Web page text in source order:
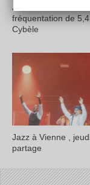
Jazz à Vienne a
fréquentation de
Cybèle
Jazz à Vienne ,
partage